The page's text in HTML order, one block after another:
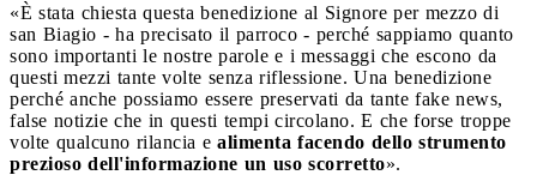
«È stata chiesta questa benedizione al Signore per mezzo di
san Biagio - ha precisato il parroco - perché sappiamo quanto
sono importanti le nostre parole e i messaggi che escono da
questi mezzi tante volte senza riflessione. Una benedizione
perché anche possiamo essere preservati da tante fake news,
false notizie che in questi tempi circolano. E che forse troppe
volte qualcuno rilancia e alimenta facendo dello strumento
prezioso dell'informazione un uso scorretto».